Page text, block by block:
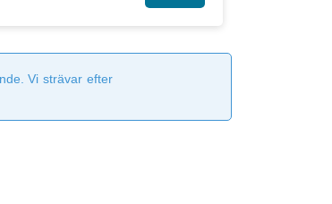
Vi strävar efter